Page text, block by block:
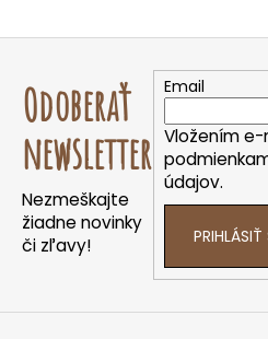
Odoberať
newsletter
Nezmeškajte
žiadne novinky
či zľavy!
Email
Vložením e-
údajov.
PRIHLÁSIŤ